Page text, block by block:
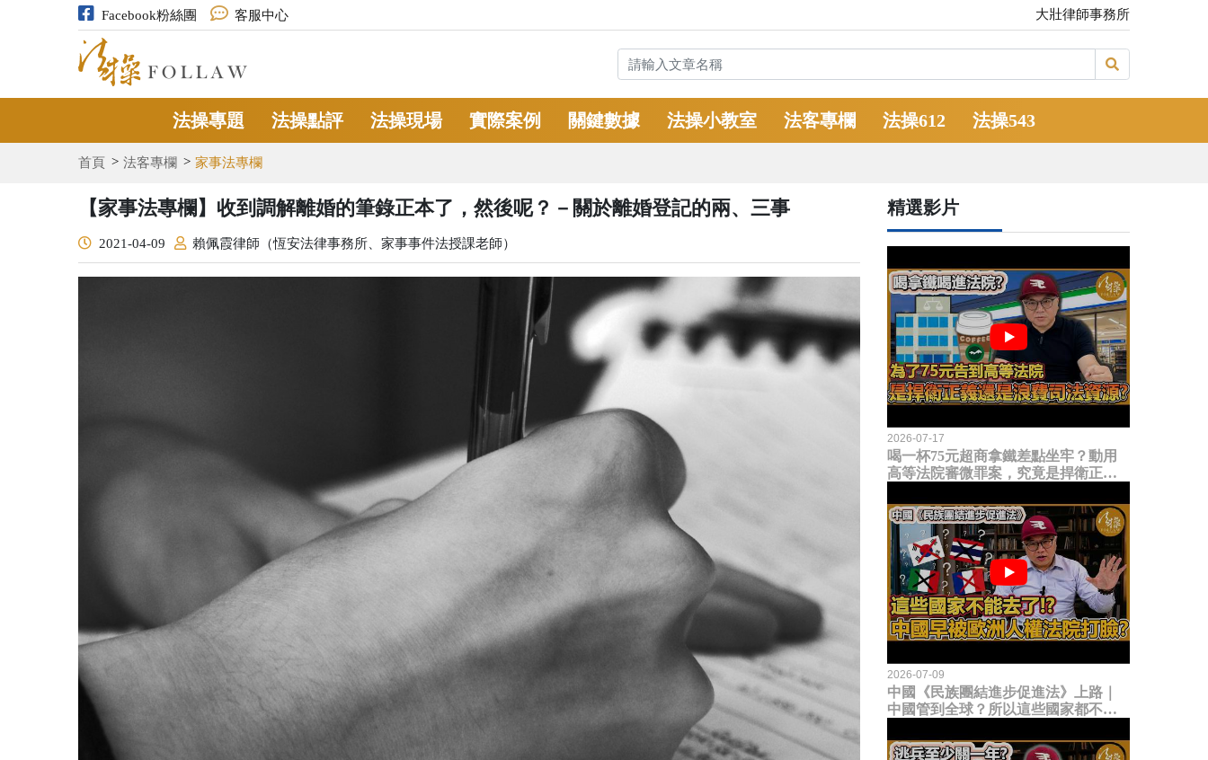
Facebook粉絲團 客服中心 大壯律師事務所
法操專題 法操點評 法操現場 實際案例 關鍵數據 法操小教室 法客專欄 法操612 法操543
首頁 法客專欄 家事法專欄
【家事法專欄】收到調解離婚的筆錄正本了，然後呢？－關於離婚登記的兩、三事
2021-04-09 賴佩霞律師（恆安法律事務所、家事事件法授課老師）
精選影片
2026-07-17
喝一杯75元超商拿鐵差點坐牢？動用
高等法院審微罪案，究竟是捍衛正義
2026-07-09
中國《民族團結進步促進法》上路｜
中國管到全球？所以這些國家都不能
臉？